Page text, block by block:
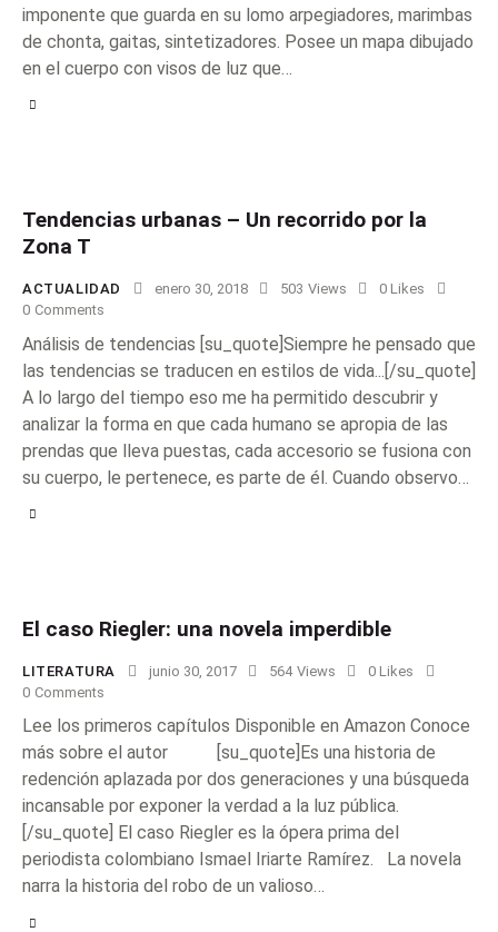
imponente que guarda en su lomo arpegiadores, marimbas
de chonta, gaitas, sintetizadores. Posee un mapa dibujado
en el cuerpo con visos de luz que…
Tendencias urbanas – Un recorrido por la
Zona T
ACTUALIDAD enero 30, 2018 503 Views 0 Likes
0 Comments
Análisis de tendencias [su_quote]Siempre he pensado que
las tendencias se traducen en estilos de vida...[/su_quote]
A lo largo del tiempo eso me ha permitido descubrir y
analizar la forma en que cada humano se apropia de las
prendas que lleva puestas, cada accesorio se fusiona con
su cuerpo, le pertenece, es parte de él. Cuando observo…
El caso Riegler: una novela imperdible
LITERATURA junio 30, 2017 564 Views 0 Likes
0 Comments
Lee los primeros capítulos Disponible en Amazon Conoce
más sobre el autor [su_quote]Es una historia de
redención aplazada por dos generaciones y una búsqueda
incansable por exponer la verdad a la luz pública.
[/su_quote] El caso Riegler es la ópera prima del
periodista colombiano Ismael Iriarte Ramírez. La novela
narra la historia del robo de un valioso…